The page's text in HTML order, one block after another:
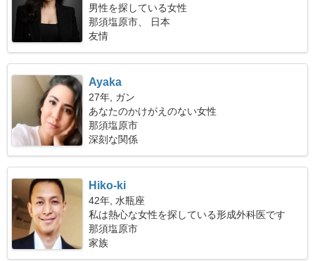
男性を探している女性
那須塩原市、 日本
友情
Ayaka
27年, ガン
あなたのかけがえのない女性
那須塩原市
深刻な関係
Hiko-ki
42年, 水瓶座
私は熱心な女性を探している形成外科医です
那須塩原市
家族